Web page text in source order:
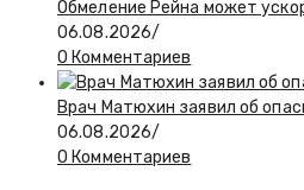
Обмеление Рейна может
06.08.2026/
0 Комментариев
Врач Матюхин заявил об
06.08.2026/
0 Комментариев